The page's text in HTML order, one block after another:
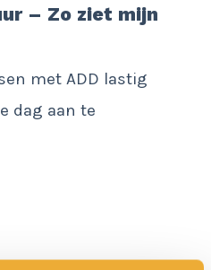
– Zo ziet mijn
met ADD lastig
dag aan te